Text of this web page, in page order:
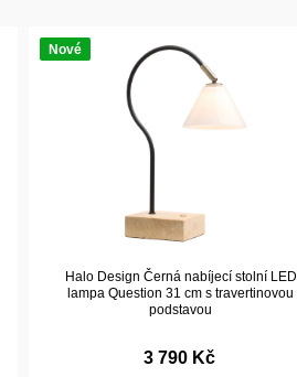
Nové
Halo Design Černá nabíjecí stolní LED
lampa Question 31 cm s travertinovou
podstavou
3 790 Kč